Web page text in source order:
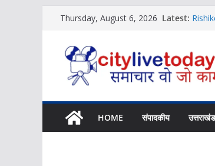
content
Thursday, August 6, 2026 Latest:
News
कर
|Click
11
HOME संपादकीय उत्तराखंड